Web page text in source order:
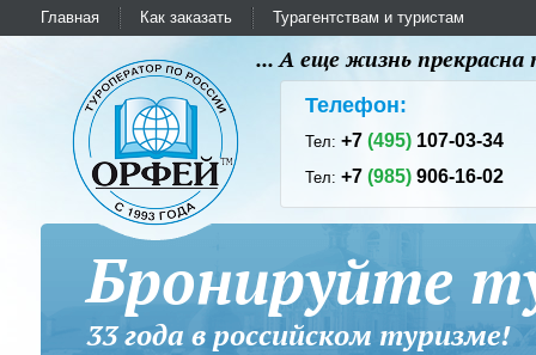
Главная Как заказать Турагентствам и туристам
... А еще жизнь
Телефон:
Тел:+7(495) 107-03-34
Тел:+7(985) 906-16-02
Бронируйте
33 года в российском